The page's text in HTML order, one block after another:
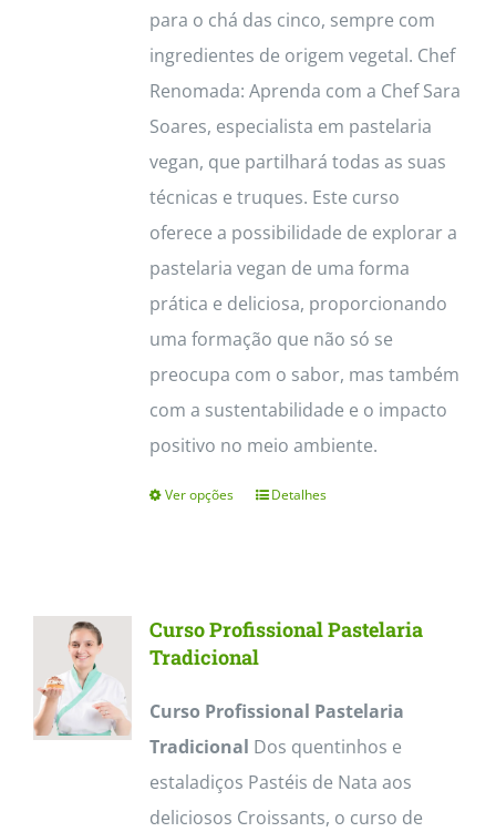
para o chá das cinco, sempre com
ingredientes de origem vegetal. Chef
Renomada: Aprenda com a Chef Sara
Soares, especialista em pastelaria
vegan, que partilhará todas as suas
técnicas e truques. Este curso
oferece a possibilidade de explorar a
pastelaria vegan de uma forma
prática e deliciosa, proporcionando
uma formação que não só se
preocupa com o sabor, mas também
com a sustentabilidade e o impacto
positivo no meio ambiente.
Ver opções
This
variants.
options
may
be
chosen
Detalhes
Curso Profissional Pastelaria
Tradicional
Curso Profissional Pastelaria
Tradicional Dos quentinhos e
estaladiços Pastéis de Nata aos
deliciosos Croissants, o curso de